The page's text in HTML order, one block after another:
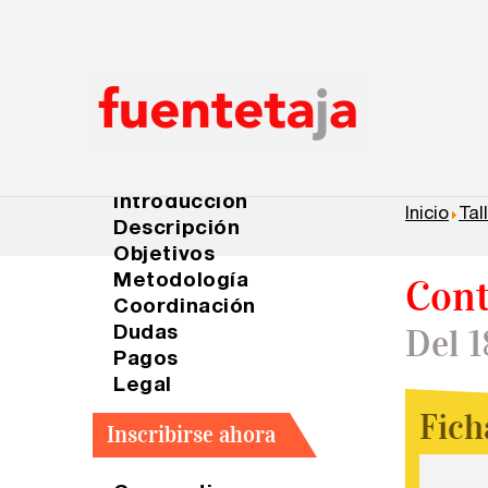
Inicio
Introducción
Descripción
Objetivos
Metodología
Coordinación
Dudas
Pagos
Legal
Inscribirse ahora
Del